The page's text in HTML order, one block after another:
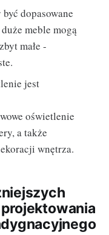
dopasowane
meble mogą
małe -
jest
oświetlenie
a także
wnętrza.